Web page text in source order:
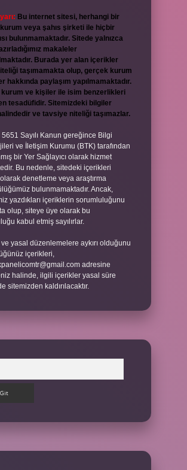
Bu internet sitesi, herhangi bir
veya şahıs şirketi ile hiçbir
bulunmamaktadır. Sitede yalnızca
makaleler
Burada yer alan içerikler
taşımamakta olup, gerçek kurum
hakkında paylaşım yapılmamaktadır.
ve kişiler ile isim benzerlikleri
tesadüfidir. Sitemizdeki bilgiler
ve tavsiye niteliği taşımazlar.
Sayılı Kanun gereğince Bilgi
ve İletişim Kurumu (BTK) tarafından
bir Yer Sağlayıcı olarak hizmet
Bu nedenle, sitedeki içerikleri
denetleme veya araştırma
bulunmamaktadır. Ancak,
yazdıkları içeriklerin sorumluluğunu
olup, siteye üye olarak bu
kabul etmiş sayılırlar.
yasal düzenlemelere aykırı olduğunu
içerikleri,
adresine
halinde, ilgili içerikler yasal süre
sitemizden kaldırılacaktır.